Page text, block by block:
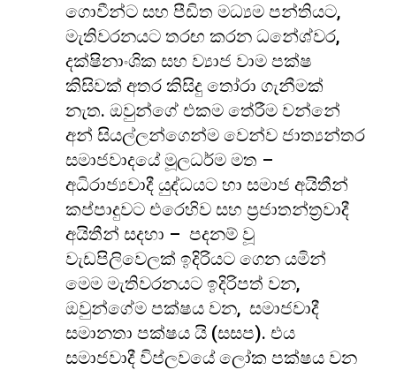
ගොවීන්ට සහ පීඩිත මධ්‍යම පන්තියට,
මැතිවරනයට තරඟ කරන ධනේශ්වර,
දක්ෂිනාංශික සහ ව්‍යාජ වාම පක්ෂ
කිසිවක් අතර කිසිදු තෝරා ගැනීමක්
නැත. ඔවුන්ගේ එකම තේරීම වන්නේ
අන් සියල්ලන්ගෙන්ම වෙන්ව ජාත්‍යන්තර
සමාජවාදයේ මූලධර්ම මත –
අධිරාජ්‍යවාදී යුද්ධයට හා සමාජ අයිතීන්
කප්පාදුවට එරෙහිව සහ ප්‍රජාතන්ත්‍රවාදී
අයිතීන් සදහා – පදනම් වූ
වැඩපිලිවෙලක් ඉදිරියට ගෙන යමින්
මෙම මැතිවරනයට ඉදිරිපත් වන,
ඔවුන්ගේම පක්ෂය වන, සමාජවාදී
සමානතා පක්ෂය යි (සසප). එය
සමාජවාදී විප්ලවයේ ලෝක පක්ෂය වන